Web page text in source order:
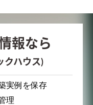
報なら
クハウス)
実例を保存
理